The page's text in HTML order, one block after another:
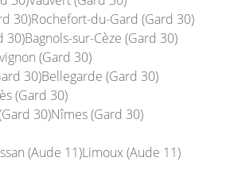
30)Rochefort-du-Gard (Gard 30)
30)Bagnols-sur-Cèze (Gard 30)
(Gard 30)
30)Bellegarde (Gard 30)
(Gard 30)
30)Nîmes (Gard 30)
(Aude 11)Limoux (Aude 11)